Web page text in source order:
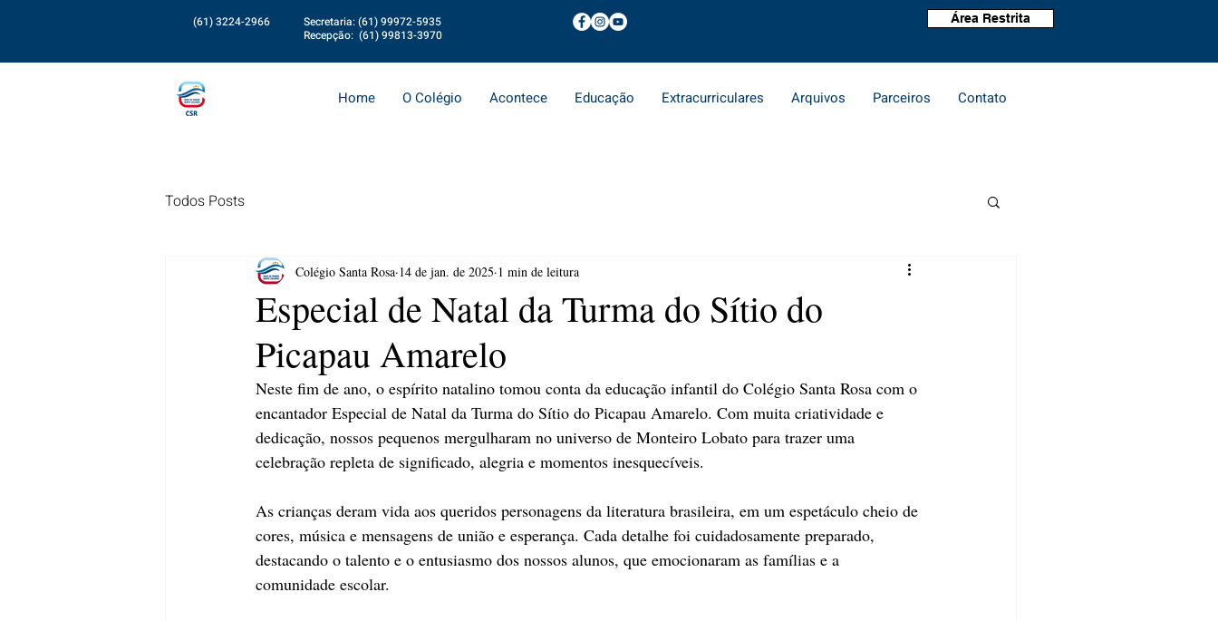
(61) 3224-2966
Recepção: (61) 99813-3970
Secretaria: (61) 99972-5935 Área Restrita
Home O Colégio Acontece Educação Extracurriculares Arquivos Parceiros Contato
Todos Posts
Especial de Natal da Turma do Sítio do
Picapau Amarelo
Colégio Santa Rosa 14 de jan. de 2025 1 min de leitura
Neste fim de ano, o espírito natalino tomou conta da educação infantil do Colégio Santa Rosa com o
encantador Especial de Natal da Turma do Sítio do Picapau Amarelo. Com muita criatividade e
dedicação, nossos pequenos mergulharam no universo de Monteiro Lobato para trazer uma
celebração repleta de significado, alegria e momentos inesquecíveis.
As crianças deram vida aos queridos personagens da literatura brasileira, em um espetáculo cheio de
cores, música e mensagens de união e esperança. Cada detalhe foi cuidadosamente preparado,
destacando o talento e o entusiasmo dos nossos alunos, que emocionaram as famílias e a
comunidade escolar.